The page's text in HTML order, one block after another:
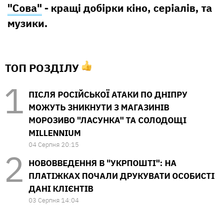
"Сова" - кращі добірки кіно, серіалів, та
музики.
ТОП РОЗДІЛУ
ПІСЛЯ РОСІЙСЬКОЇ АТАКИ ПО ДНІПРУ
МОЖУТЬ ЗНИКНУТИ З МАГАЗИНІВ
МОРОЗИВО "ЛАСУНКА" ТА СОЛОДОЩІ
MILLENNIUM
04 Серпня 20:15
НОВОВВЕДЕННЯ В "УКРПОШТІ": НА
ПЛАТІЖКАХ ПОЧАЛИ ДРУКУВАТИ ОСОБИСТІ
ДАНІ КЛІЄНТІВ
03 Серпня 14:04